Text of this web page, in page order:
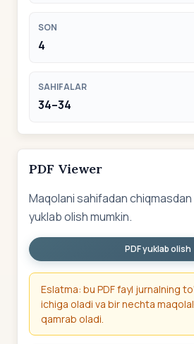
SON
4
SAHIFALAR
34–34
PDF Viewer
Maqolani sahifadan chiqmasdan
yuklab olish mumkin.
PDF yuklab olish
Eslatma: bu PDF fayl jurnalning
ichiga oladi va bir nechta
qamrab oladi.